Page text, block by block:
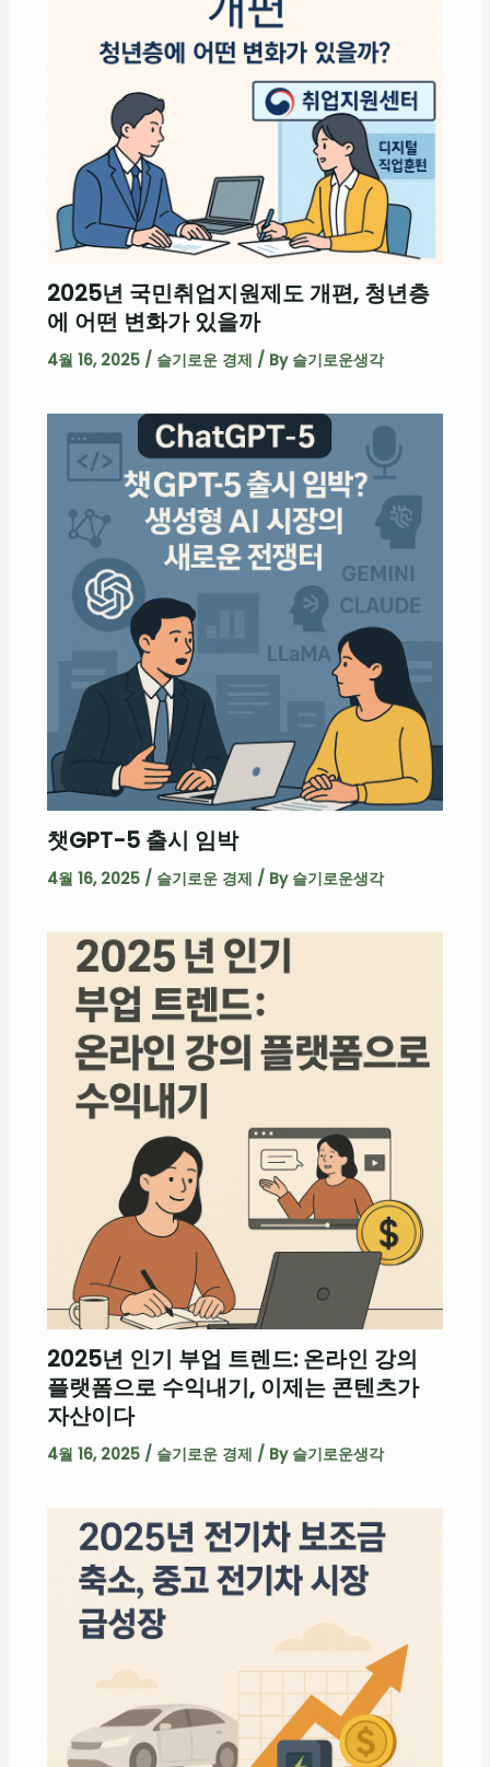
2025년 국민취업지원제도 개편, 청년층
에 어떤 변화가 있을까
4월 16, 2025 / 슬기로운 경제 / By 슬기로운생각
챗GPT-5 출시 임박
4월 16, 2025 / 슬기로운 경제 / By 슬기로운생각
2025년 인기 부업 트렌드: 온라인 강의
플랫폼으로 수익내기, 이제는 콘텐츠가
자산이다
4월 16, 2025 / 슬기로운 경제 / By 슬기로운생각